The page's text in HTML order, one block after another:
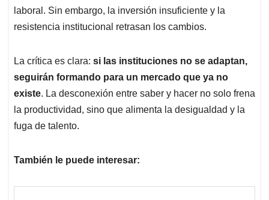
laboral. Sin embargo, la inversión insuficiente y la
resistencia institucional retrasan los cambios.
La crítica es clara: si las instituciones no se adaptan,
seguirán formando para un mercado que ya no
existe. La desconexión entre saber y hacer no solo frena
la productividad, sino que alimenta la desigualdad y la
fuga de talento.
También le puede interesar: